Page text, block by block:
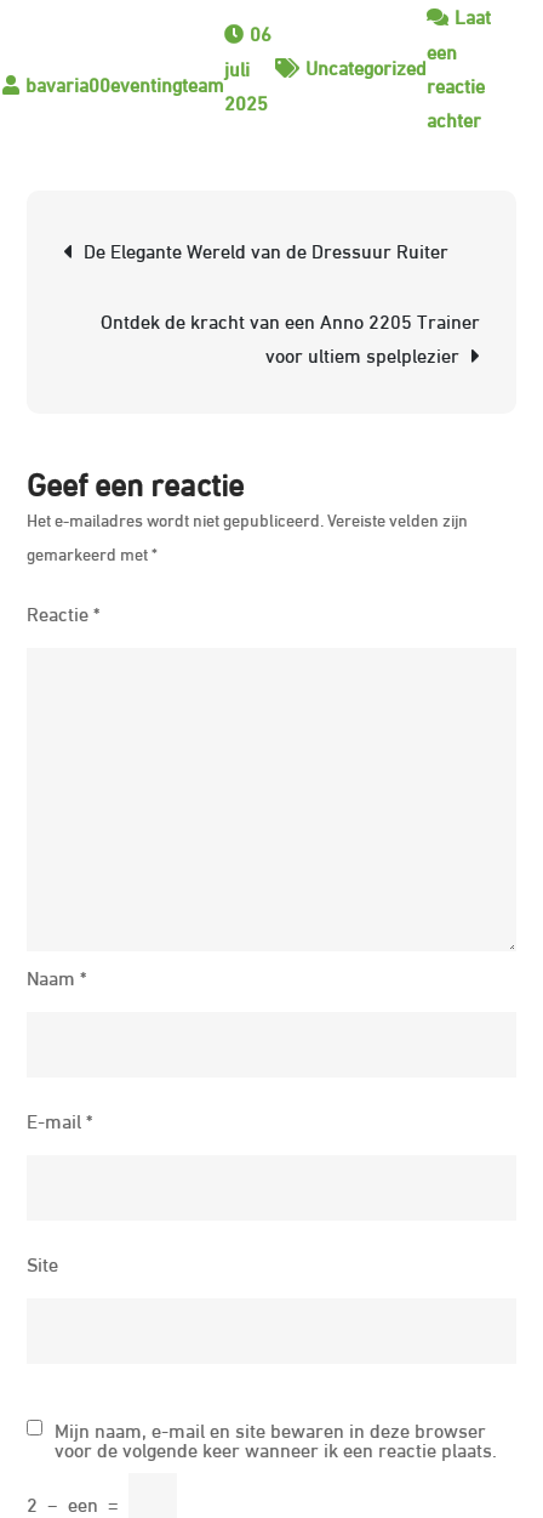
06
juli
2025
Uncategorized
Laat
een
reactie
achterop
De Elegante Wereld van de Dressuur Ruiter
Ontdek de kracht van een Anno 2205 Trainer
voor ultiem spelplezier
Geef een reactie
Het e-mailadres wordt niet gepubliceerd. Vereiste velden zijn
gemarkeerd met*
Reactie*
Naam*
E-mail*
Site
Mijn naam, e-mail en site bewaren in deze browser
voor de volgende keer wanneer ik een reactie plaats.
2 − een =